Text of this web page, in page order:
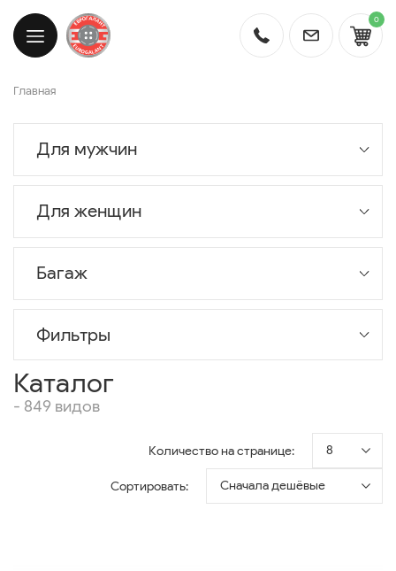
0
Главная
Для мужчин
Для женщин
Багаж
Фильтры
Каталог
- 849 видов
Количество на странице: 8
Сортировать: Сначала дешёвые